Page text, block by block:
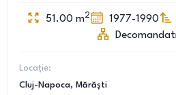
51.00 m2 1977-1990
Decomandat
Locație:
Cluj-Napoca, Mărăști